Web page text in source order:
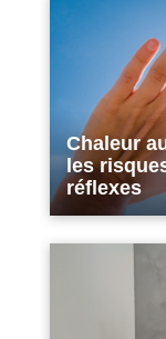
Chaleur
les
réflexes